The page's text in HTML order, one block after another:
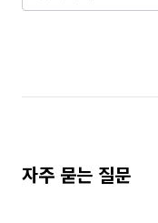
자주 묻는 질문